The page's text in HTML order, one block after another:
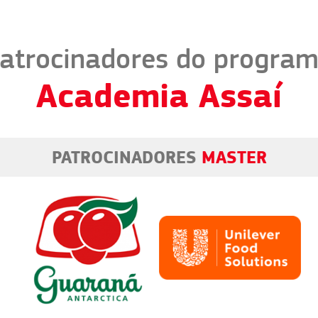
do
Academia Assaí
PATROCINADORES MASTER